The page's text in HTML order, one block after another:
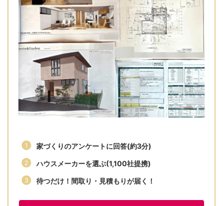
家づくりのアンケートに回答(約3分)
ハウスメーカーを選ぶ(1,100社提携)
待つだけ！間取り・見積もりが届く！